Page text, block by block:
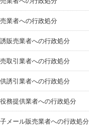
業者への行政処分
販売業者への行政処分
取引業者への行政処分
誘引業者への行政処分
務提供業者への行政処分
メール販売業者への行政処分